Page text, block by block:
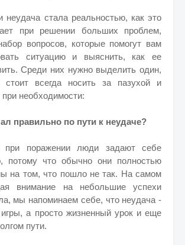
неудача стала реальностью, как это
при решении больших проблем,
вопросов, которые помогут вам
ситуацию и выяснить, как ее
Среди них нужно выделить один,
стоит всегда носить за пазухой и
при необходимости:
правильно по пути к неудаче?
при поражении люди задают себе
потому что обычно они полностью
на том, что пошло не так. На самом
внимание на небольшие успехи
мы напоминаем себе, что неудача -
а просто жизненный урок и еще
пути.